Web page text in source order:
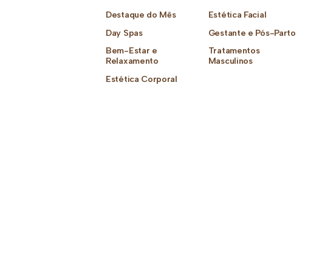
Destaque do Mês
Day Spas
Bem-Estar e
Relaxamento
Estética Corporal
Estética Facial
Gestante e Pós-Parto
Tratamentos
Masculinos